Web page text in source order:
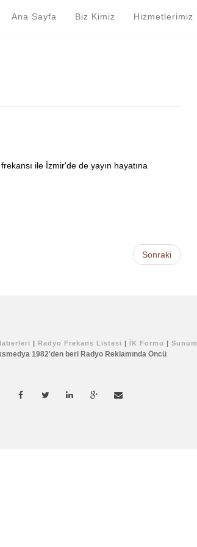
Ana Sayfa Biz Kimiz Hizmetlerimiz
ile İzmir'de de yayın hayatına
Sonraki
| Radyo Frekans Listesi | İK Formu | Sunum
1982'den beri Radyo Reklamında Öncü